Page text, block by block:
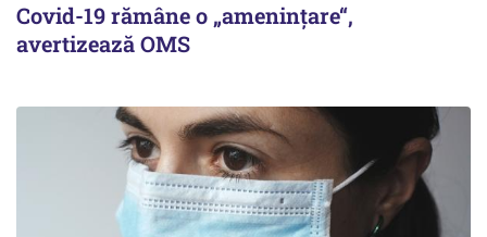
Covid-19 rămâne o „ameninţare“,
avertizează OMS